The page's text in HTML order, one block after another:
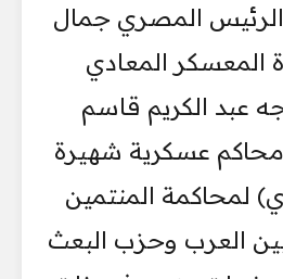
المصري جمال
المعسكر المعادي
عبد الكريم قاسم
محاكم عسكرية شهيرة
لمحاكمة المنتمين
العرب وحزب البعث